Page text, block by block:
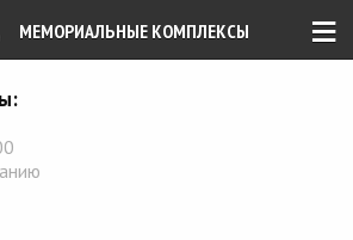
≡
МЕМОРИАЛЬНЫЕ КОМПЛЕКСЫ